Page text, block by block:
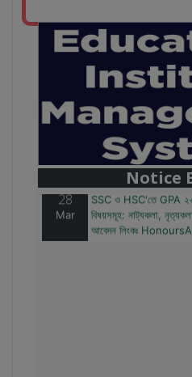
Notice
বাজেটের মধ্যে প্রাইভেট
২০টির অধিক বিষয়, ৪ বছরে
আবেদন লিংকঃ
28
Mar
SSC ও HSC'তে GPA ২+২
বিষয়সমূহ: নাট্যকলা,
আবেদন লিংকঃ